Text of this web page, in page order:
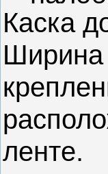
Каска
ленте.